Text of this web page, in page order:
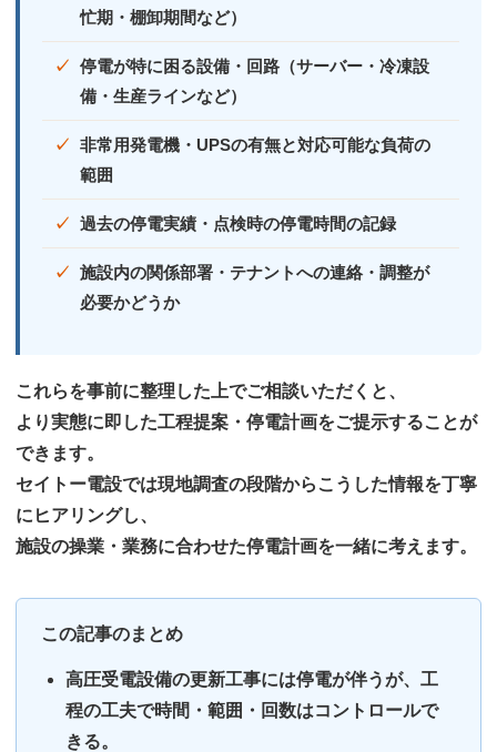
忙期・棚卸期間など）
停電が特に困る設備・回路（サーバー・冷凍設
備・生産ラインなど）
非常用発電機・UPSの有無と対応可能な負荷の
範囲
過去の停電実績・点検時の停電時間の記録
施設内の関係部署・テナントへの連絡・調整が
必要かどうか
これらを事前に整理した上でご相談いただくと、
より実態に即した工程提案・停電計画をご提示することが
できます。
セイトー電設では現地調査の段階からこうした情報を丁寧
にヒアリングし、
施設の操業・業務に合わせた停電計画を一緒に考えます。
この記事のまとめ
高圧受電設備の更新工事には停電が伴うが、工
程の工夫で時間・範囲・回数はコントロールで
きる。